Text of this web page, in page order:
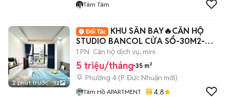
Tâm Tâm
2 phút trước 12
KHU SÂN BAY🔥CĂN HỘ
STUDIO BANCOL CỬA SỔ-30M2-
THANG MÁY-CV GIA ĐỊNH
1 PN Căn hộ dịch vụ, mini
5 triệu/tháng 35 m²
Phường 4 (P. Đức Nhuận mới)
Tâm Hồ APARTMENT 4.8